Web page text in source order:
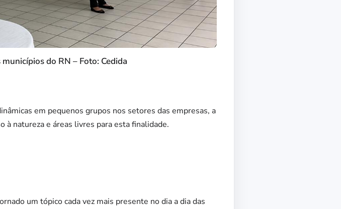
do RN – Foto: Cedida
em pequenos grupos nos setores das empresas, a
à natureza e áreas livres para esta finalidade.
um tópico cada vez mais presente no dia a dia das